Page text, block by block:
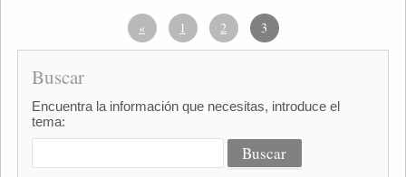
« 1 2 3
Buscar
Encuentra la información que necesitas, introduce el
tema: